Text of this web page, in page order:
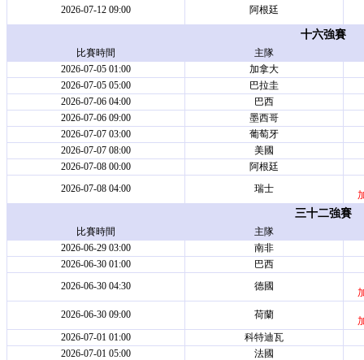
2026-07-12 09:00 阿根廷
十六強賽
比賽時間
主隊
2026-07-05 01:00
加拿大
2026-07-05 05:00
巴拉圭
2026-07-06 04:00
巴西
2026-07-06 09:00
墨西哥
2026-07-07 03:00
葡萄牙
2026-07-07 08:00
美國
2026-07-08 00:00
阿根廷
2026-07-08 04:00
瑞士
三十二強賽
比賽時間
主隊
2026-06-29 03:00
南非
2026-06-30 01:00
巴西
2026-06-30 04:30
德國
2026-06-30 09:00
荷蘭
2026-07-01 01:00
科特迪瓦
2026-07-01 05:00
法國